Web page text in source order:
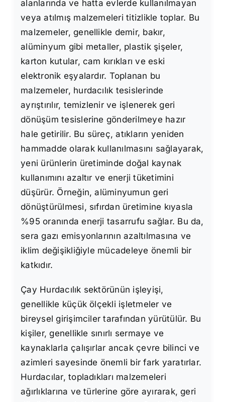
alanlarında ve hatta evlerde kullanılmayan
veya atılmış malzemeleri titizlikle toplar. Bu
malzemeler, genellikle demir, bakır,
alüminyum gibi metaller, plastik şişeler,
karton kutular, cam kırıkları ve eski
elektronik eşyalardır. Toplanan bu
malzemeler, hurdacılık tesislerinde
ayrıştırılır, temizlenir ve işlenerek geri
dönüşüm tesislerine gönderilmeye hazır
hale getirilir. Bu süreç, atıkların yeniden
hammadde olarak kullanılmasını sağlayarak,
yeni ürünlerin üretiminde doğal kaynak
kullanımını azaltır ve enerji tüketimini
düşürür. Örneğin, alüminyumun geri
dönüştürülmesi, sıfırdan üretimine kıyasla
%95 oranında enerji tasarrufu sağlar. Bu da,
sera gazı emisyonlarının azaltılmasına ve
iklim değişikliğiyle mücadeleye önemli bir
katkıdır.
Çay Hurdacılık sektörünün işleyişi,
genellikle küçük ölçekli işletmeler ve
bireysel girişimciler tarafından yürütülür. Bu
kişiler, genellikle sınırlı sermaye ve
kaynaklarla çalışırlar ancak çevre bilinci ve
azimleri sayesinde önemli bir fark yaratırlar.
Hurdacılar, topladıkları malzemeleri
ağırlıklarına ve türlerine göre ayırarak, geri